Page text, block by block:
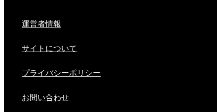
運営者情報
サイトについて
プライバシーポリシー
お問い合わせ